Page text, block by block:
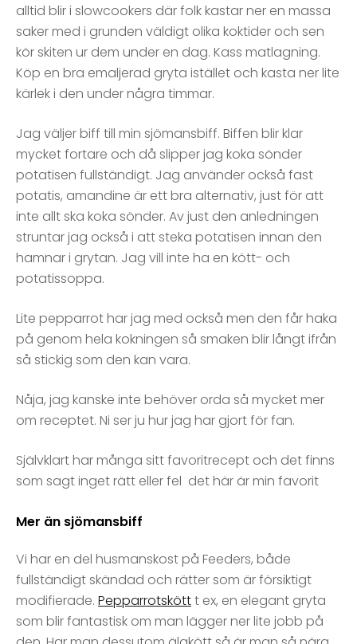
alltid blir i slowcookers där folk kastar ner en massa
saker med i grunden väldigt olika koktider och sen
kör skiten ur dem under en dag. Kass matlagning.
Köp en bra emaljerad gryta istället och kasta ner lite
kärlek i den under några timmar.
Jag väljer biff till min sjömansbiff. Biffen blir klar
mycket fortare och då slipper jag koka sönder
potatisen fullständigt. Jag använder också fast
potatis, amandine är ett bra alternativ, just för att
inte allt ska koka sönder. Av just den anledningen
struntar jag också i att steka potatisen innan den
hamnar i grytan. Jag vill inte ha en kött- och
potatissoppa.
Lite pepparrot har jag med också men den får haka
på genom hela kokningen så smaken blir långt ifrån
så stickig som den kan vara.
Nåja, jag kanske inte behöver orda så mycket mer
om receptet. Ni ser ju hur jag har gjort för fan.
Självklart har många sitt favoritrecept och det finns
som sagt inget rätt eller fel det här är min favorit
Mer än sjömansbiff
Vi har en del husmanskost på Feeders, både
fullständigt skändad och rätter som är försiktigt
modifierade. Pepparrotsköttt ex, en elegant gryta
som blir fantastisk om man lägger ner lite jobb på